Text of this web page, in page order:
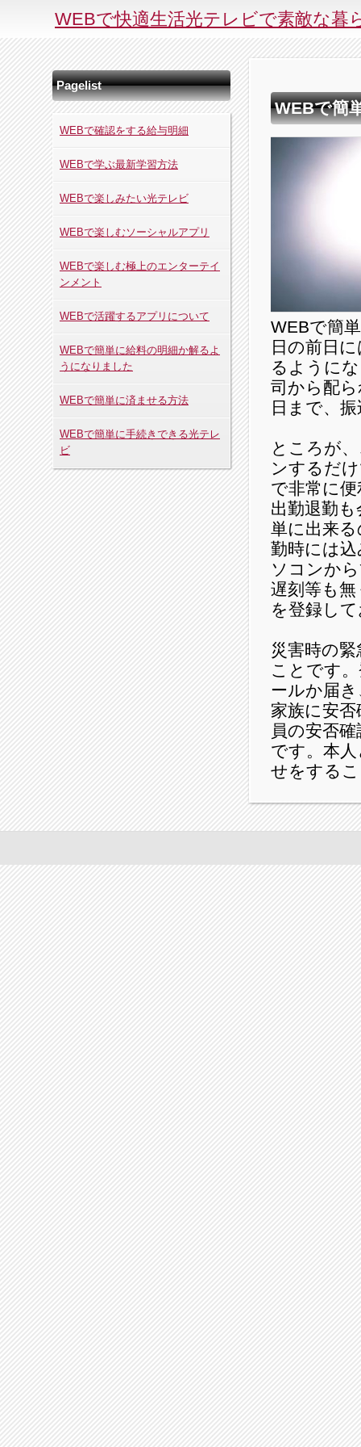
WEBで快適生活光テレビで素敵な暮
Pagelist
WEBで確認をする給与明細
WEBで学ぶ最新学習方法
WEBで楽しみたい光テレビ
WEBで楽しむソーシャルアプリ
WEBで楽しむ極上のエンターテイ
ンメント
WEBで活躍するアプリについて
WEBで簡単に給料の明細か解るよ
うになりました
WEBで簡単に済ませる方法
WEBで簡単に手続きできる光テレ
ビ
WEBで簡
WEBで簡
日の前日
るように
司から配
日まで、
ところが
ンするだ
で非常に
出勤退勤
単に出来
勤時には
ソコンか
遅刻等も
を登録し
災害時の
ことです
ールか届
家族に安
員の安否
です。本
せをする